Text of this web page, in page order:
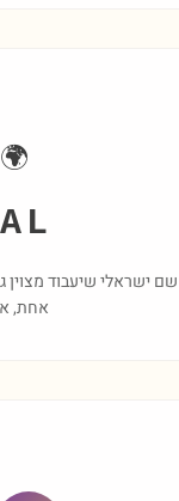
🌍
שם ישראלי שיעבוד מצוין
אחת,